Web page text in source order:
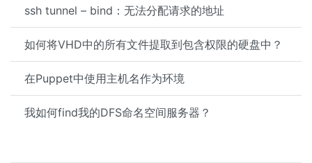
ssh tunnel – bind：无法分配请求的地址
如何将VHD中的所有文件提取到包含权限的硬盘中？
在Puppet中使用主机名作为环境
我如何find我的DFS命名空间服务器？